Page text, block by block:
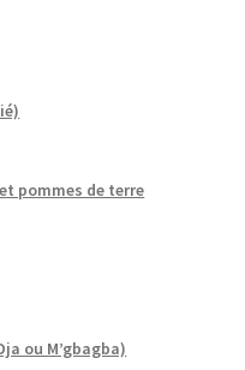
pommes de terre
ou M’gbagba)